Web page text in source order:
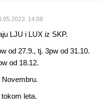
14:08
LJU i LUX iz SKP.
od 27.9., tj. 3pw od 31.10.
od 18.12.
leta.